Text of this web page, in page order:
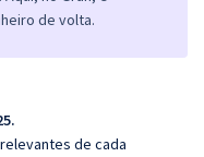
de volta.
de cada